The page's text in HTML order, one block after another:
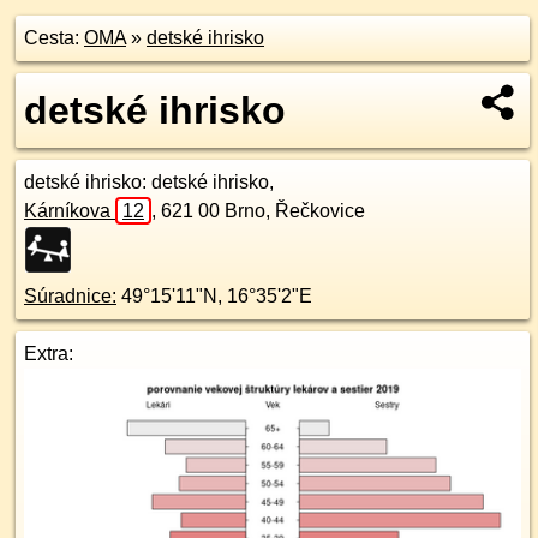
Cesta: OMA» detské ihrisko
detské ihrisko
detské ihrisko: detské ihrisko,
Kárníkova
12 , 621 00 Brno, Řečkovice
Súradnice: 49°15'11"N , 16°35'2"E
Extra: